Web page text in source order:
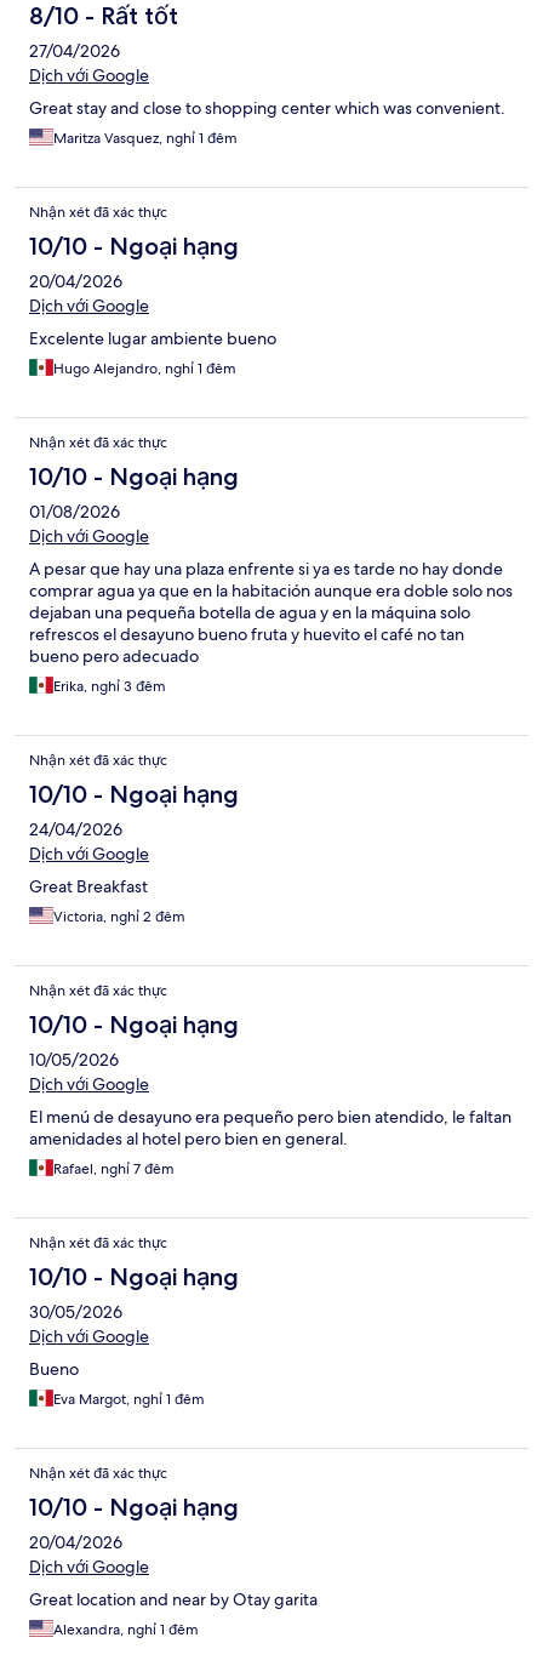
8/10 - Rất tốt
27/04/2026
Dịch với Google
Great stay and close to shopping center which was convenient.
Maritza Vasquez, nghỉ 1 đêm
Nhận xét đã xác thực
10/10 - Ngoại hạng
20/04/2026
Dịch với Google
Excelente lugar ambiente bueno
Hugo Alejandro, nghỉ 1 đêm
Nhận xét đã xác thực
10/10 - Ngoại hạng
01/08/2026
Dịch với Google
A pesar que hay una plaza enfrente si ya es tarde no hay donde
comprar agua ya que en la habitación aunque era doble solo nos
dejaban una pequeña botella de agua y en la máquina solo
refrescos el desayuno bueno fruta y huevito el café no tan
bueno pero adecuado
Erika, nghỉ 3 đêm
Nhận xét đã xác thực
10/10 - Ngoại hạng
24/04/2026
Dịch với Google
Great Breakfast
Victoria, nghỉ 2 đêm
Nhận xét đã xác thực
10/10 - Ngoại hạng
10/05/2026
Dịch với Google
El menú de desayuno era pequeño pero bien atendido, le faltan
amenidades al hotel pero bien en general.
Rafael, nghỉ 7 đêm
Nhận xét đã xác thực
10/10 - Ngoại hạng
30/05/2026
Dịch với Google
Bueno
Eva Margot, nghỉ 1 đêm
Nhận xét đã xác thực
10/10 - Ngoại hạng
20/04/2026
Dịch với Google
Great location and near by Otay garita
Alexandra, nghỉ 1 đêm